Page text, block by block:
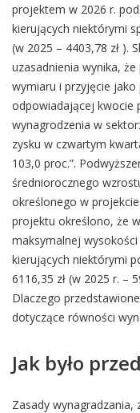
projektem w 2026 r.
kierujących niektórymi
(w 2025 – 4403,78 zł ).
uzasadnienia wynika,
wymiaru i przyjęcie jako
odpowiadającej kwocie
wynagrodzenia w
zysku w czwartym
103,0 proc.”.
średniorocznego
określonego w
projektu określono, że
maksymalnej
kierujących niektórymi
6116,35 zł (w 2025 r. –
Dlaczego
dotyczące równości
Jak było
Zasady wynagradzania,